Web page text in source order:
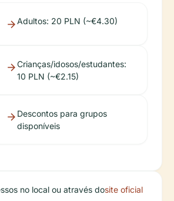
Adultos: 20 PLN (~€4.30)
Crianças/idosos/estudantes:
10 PLN (~€2.15)
Descontos para grupos
disponíveis
no local ou através dosite oficial